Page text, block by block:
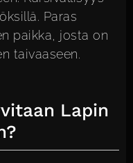
Paras
paikka, josta on
taivaaseen.
Lapin